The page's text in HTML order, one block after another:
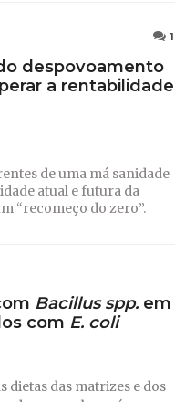
1
despovoamento
a rentabilidade
de uma má sanidade
atual e futura da
“recomeço do zero”.
Bacillus spp.em
com E. coli
dietas das matrizes e dos